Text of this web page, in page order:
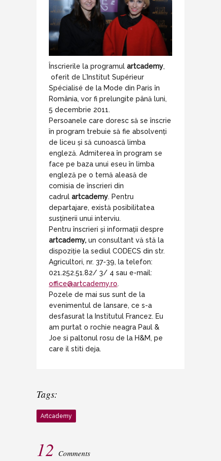
Înscrierile la programul artcademy,
oferit de L’Institut Supérieur
Spécialisé de la Mode din Paris în
România, vor fi prelungite până luni,
5 decembrie 2011.
Persoanele care doresc să se înscrie
în program trebuie să fie absolvenți
de liceu și să cunoască limba
engleză. Admiterea în program se
face pe baza unui eseu în limba
engleză pe o temă aleasă de
comisia de înscrieri din
cadrul artcademy. Pentru
departajare, există posibilitatea
susținerii unui interviu.
Pentru înscrieri și informații despre
artcademy, un consultant vă stă la
dispoziție la sediul CODECS din str.
Agricultori, nr. 37-39, la telefon:
021.252.51.82/ 3/ 4 sau e-mail:
office@artcademy.ro.
Pozele de mai sus sunt de la
evenimentul de lansare, ce s-a
desfasurat la Institutul Francez. Eu
am purtat o rochie neagra Paul &
Joe si paltonul rosu de la H&M, pe
care il stiti deja.
Tags:
Artcademy
12 Comments